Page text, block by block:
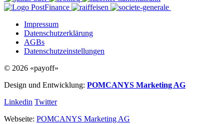
Impressum
Datenschutzerklärung
AGBs
Datenschutzeinstellungen
© 2026 «payoff»
Design und Entwicklung: POMCANYS Marketing AG
Linkedin Twitter
Webseite: POMCANYS Marketing AG